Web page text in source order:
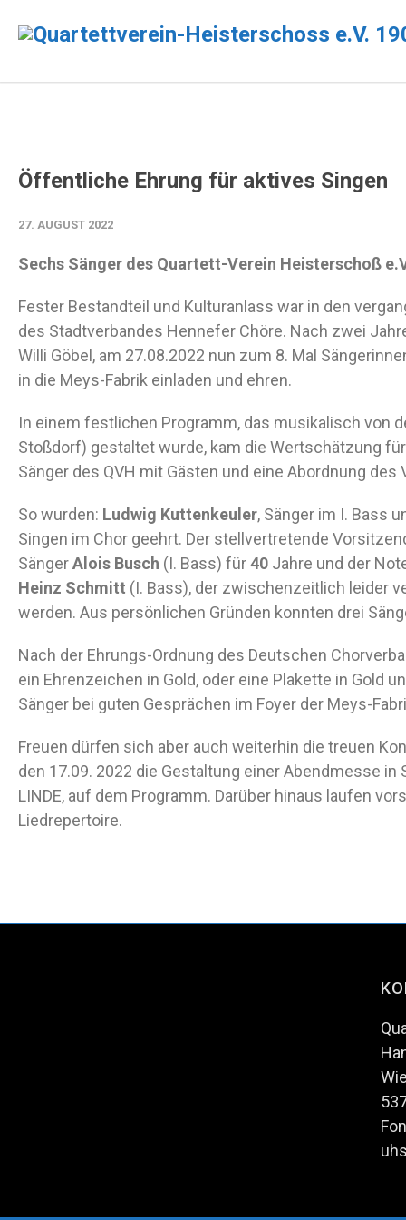
Öffentliche Ehrung für aktives Singen
27. AUGUST 2022
Sechs Sänger des Quartett-Verein Heisterschoß
Fester Bestandteil und Kulturanlass war in den
des Stadtverbandes Hennefer Chöre. Nach zwei
Willi Göbel, am 27.08.2022 nun zum 8. Mal
in die Meys-Fabrik einladen und ehren.
In einem festlichen Programm, das musikalisch von
Stoßdorf) gestaltet wurde, kam die Wertschätzung
Sänger des QVH mit Gästen und eine Abordnung des
So wurden: Ludwig Kuttenkeuler, Sänger im I. Bass
Singen im Chor geehrt. Der stellvertretende
SängerAlois Busch (I. Bass) für40 Jahre und der
Heinz Schmitt (I. Bass), der zwischenzeitlich leider
werden. Aus persönlichen Gründen konnten drei
Nach der Ehrungs-Ordnung des Deutschen
ein Ehrenzeichen in Gold, oder eine Plakette in Gold
Sänger bei guten Gesprächen im Foyer der Meys-
Freuen dürfen sich aber auch weiterhin die treuen
den 17.09. 2022 die Gestaltung einer Abendmesse
LINDE, auf dem Programm. Darüber hinaus laufen
Liedrepertoire.